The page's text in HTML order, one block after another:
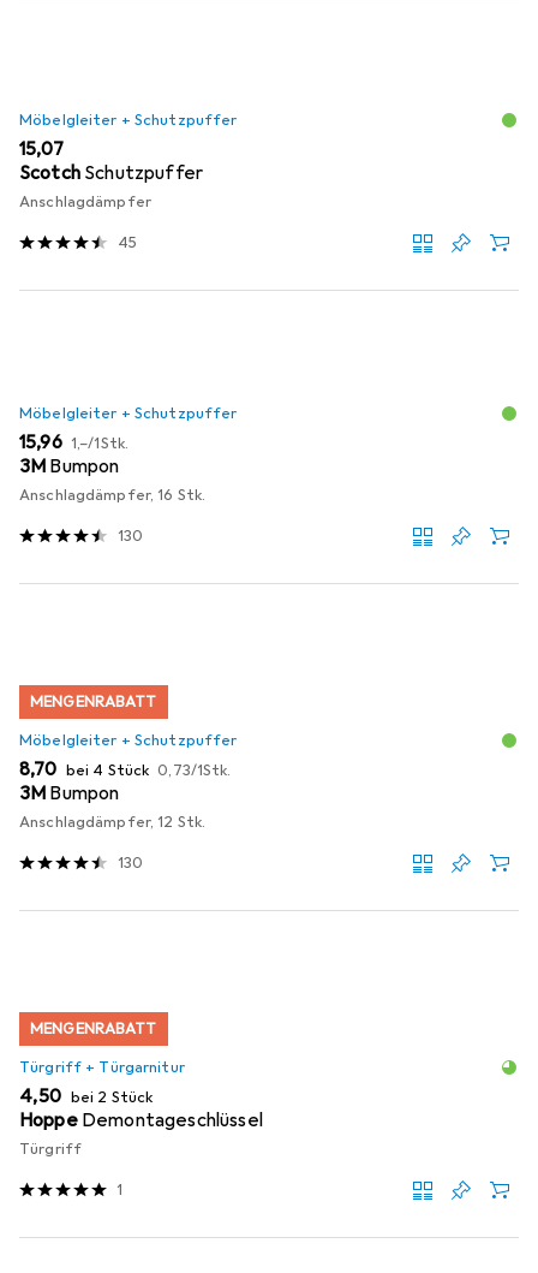
Möbelgleiter + Schutzpuffer
EUR
15,07
Scotch Schutzpuffer
Anschlagdämpfer
45
Möbelgleiter + Schutzpuffer
EUR
15,96 EUR
1,–/1Stk.
3M Bumpon
Anschlagdämpfer, 16 Stk.
130
MENGENRABATT
Möbelgleiter + Schutzpuffer
EUR
8,70 bei 4 Stück EUR
0,73/1Stk.
3M Bumpon
Anschlagdämpfer, 12 Stk.
130
MENGENRABATT
Türgriff + Türgarnitur
EUR
4,50 bei 2 Stück
Hoppe Demontageschlüssel
Türgriff
1